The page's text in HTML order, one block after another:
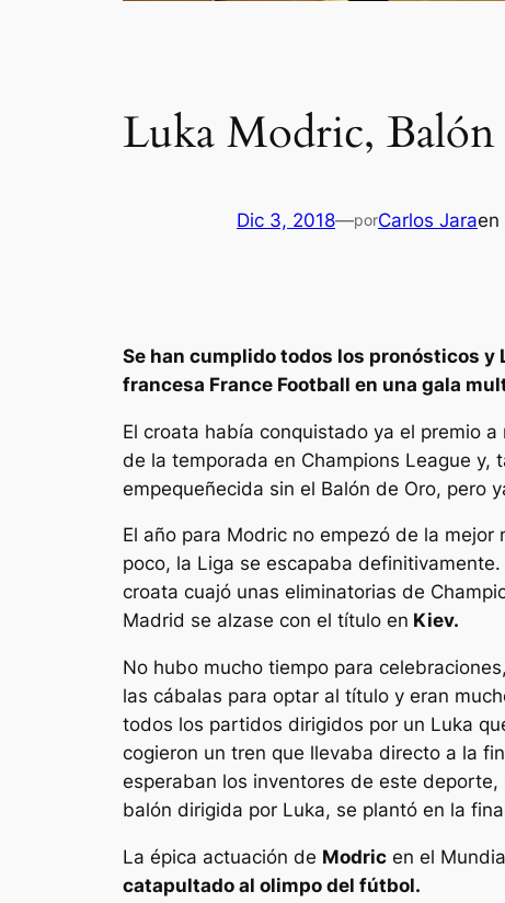
Luka Modric,
Dic 3, 2018—porCarlos Jaraen
Se han cumplido todos los pronósticos y
francesa France Football en una gala
El croata había conquistado ya el premio
de la temporada en Champions League y,
empequeñecida sin el Balón de Oro, pero
El año para Modric no empezó de la mejor
poco, la Liga se escapaba
croata cuajó unas eliminatorias de
Madrid se alzase con el título en Kiev.
No hubo mucho tiempo para
las cábalas para optar al título y eran
todos los partidos dirigidos por un Luka
cogieron un tren que llevaba directo a la
esperaban los inventores de este
balón dirigida por Luka, se plantó en la
La épica actuación de Modric en el
catapultado al olimpo del fútbol.